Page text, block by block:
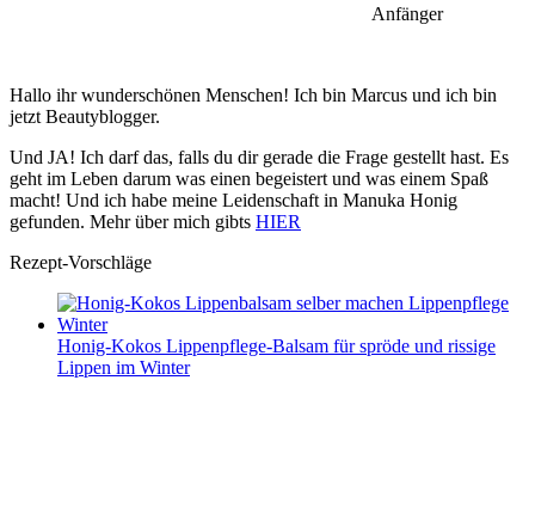
Anfänger
Hallo ihr wunderschönen Menschen! Ich bin Marcus und ich bin
jetzt Beautyblogger.
Und JA! Ich darf das, falls du dir gerade die Frage gestellt hast. Es
geht im Leben darum was einen begeistert und was einem Spaß
macht! Und ich habe meine Leidenschaft in Manuka Honig
gefunden. Mehr über mich gibts HIER
Rezept-Vorschläge
Honig-Kokos Lippenpflege-Balsam für spröde und rissige
Lippen im Winter